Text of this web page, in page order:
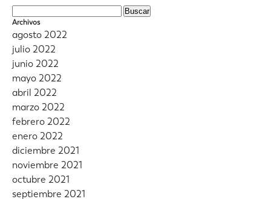
–
Reflexión
Archivos
agosto 2022
julio 2022
junio 2022
mayo 2022
abril 2022
marzo 2022
febrero 2022
enero 2022
diciembre 2021
noviembre 2021
octubre 2021
septiembre 2021